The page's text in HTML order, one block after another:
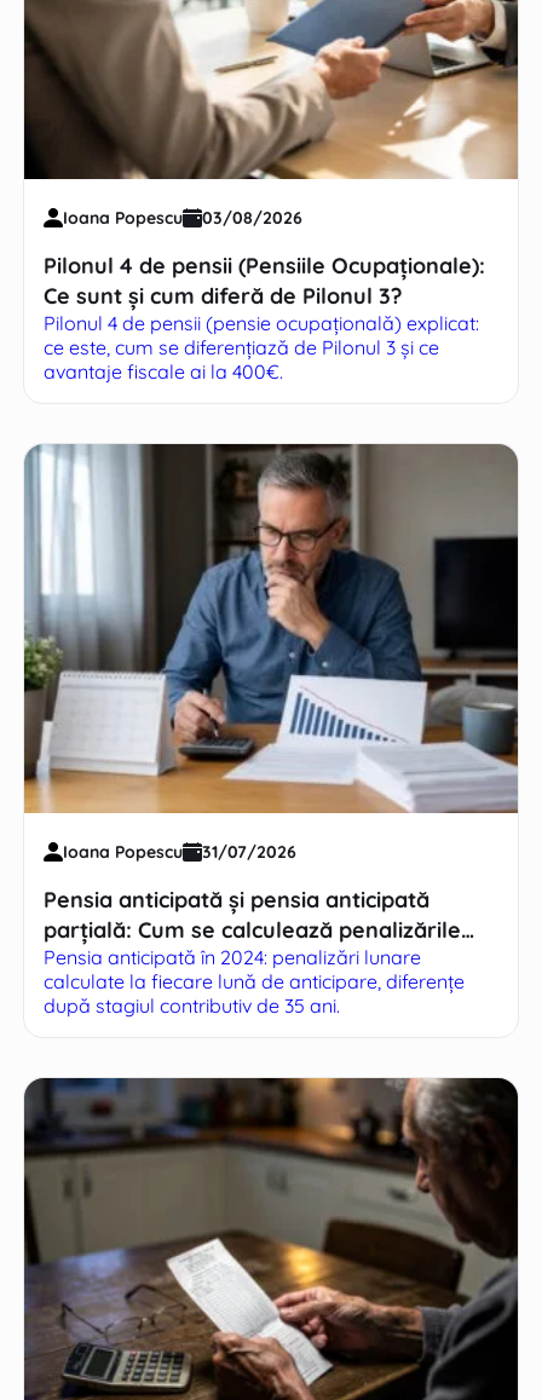
Ioana Popescu 03/08/2026
Pilonul 4 de pensii (Pensiile Ocupaționale):
Ce sunt și cum diferă de Pilonul 3?
Pilonul 4 de pensii (pensie ocupațională) explicat:
ce este, cum se diferențiază de Pilonul 3 și ce
avantaje fiscale ai la 400€.
Ioana Popescu 31/07/2026
Pensia anticipată și pensia anticipată
parțială: Cum se calculează penalizările
lunare
Pensia anticipată în 2024: penalizări lunare
calculate la fiecare lună de anticipare, diferențe
după stagiul contributiv de 35 ani.